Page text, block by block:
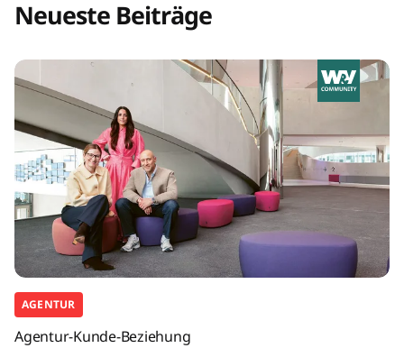
Neueste Beiträge
AGENTUR
Agentur-Kunde-Beziehung